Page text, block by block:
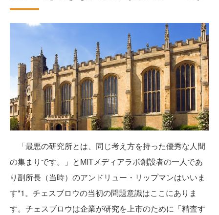
「最悪の研究所とは、同じ考え方を持った優秀な人間
の集まりです。」とMITメディアラボ創設者の一人であ
り副所長（当時）のアンドリュー・リップマンはいいま
す*1。チェスブロウの当初の問題意識はここにありま
す。チェスブロウは企業が研究を上市のために「精査す